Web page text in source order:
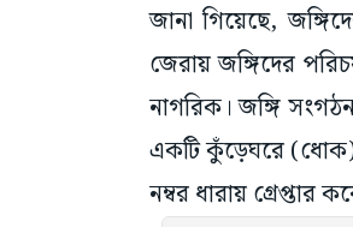
জানা গিয়েছে,
জেরায় জঙ্গিদের
নাগরিক। জঙ্গি
একটি কুঁড়েঘরে
নম্বর ধারায়